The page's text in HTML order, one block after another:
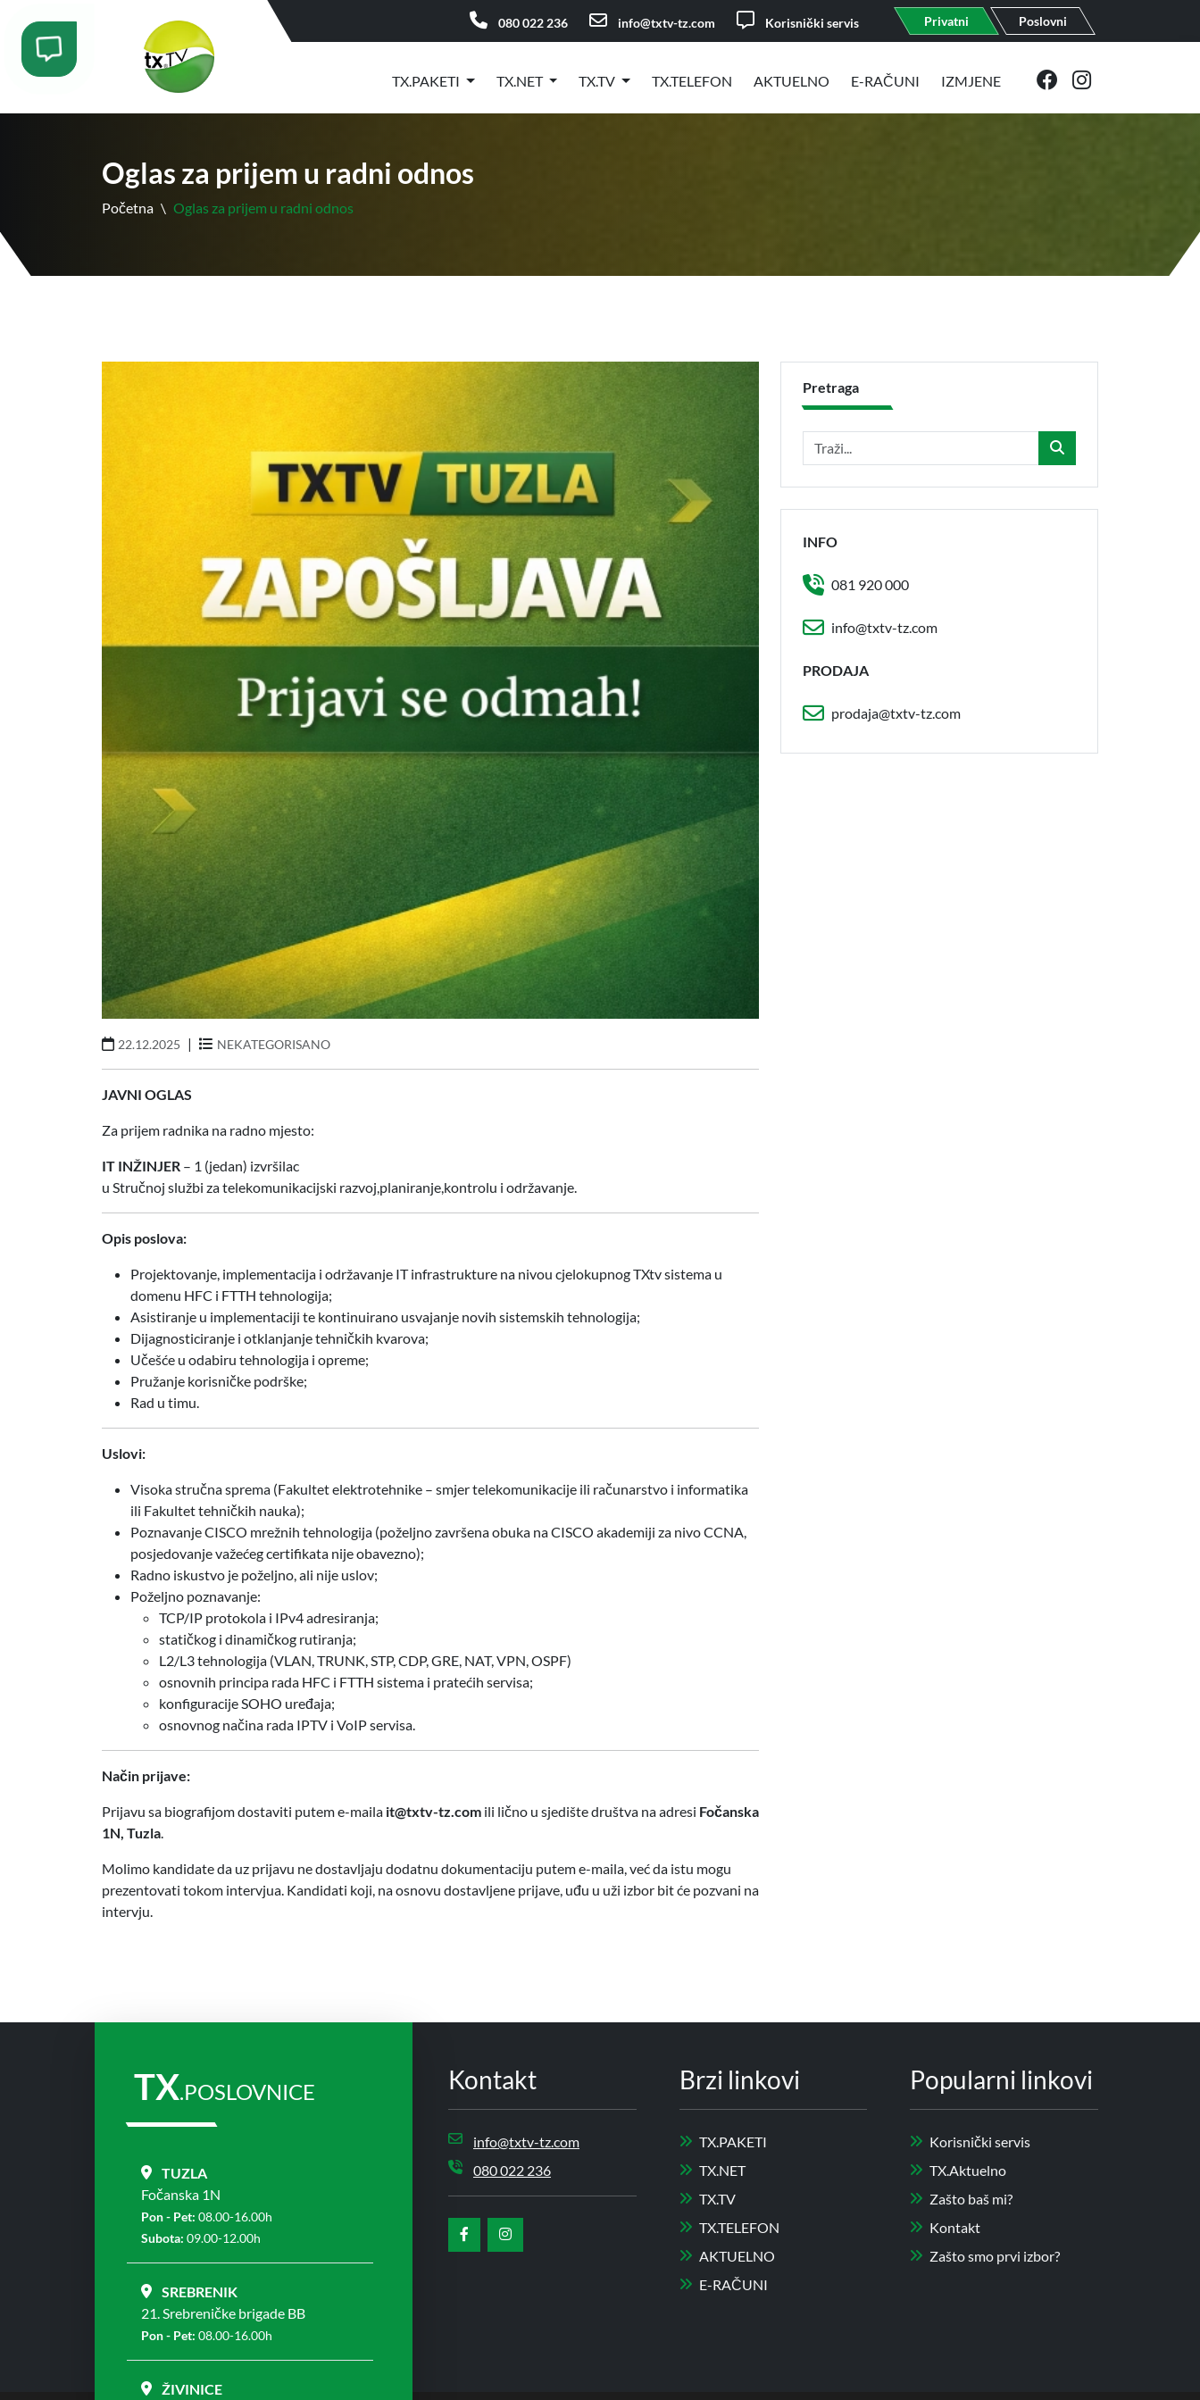
080 022 236 info@txtv-tz.com Korisnički servis Privatni Poslovni
TX.PAKETI TX.NET TX.TV TX.TELEFON AKTUELNO E-RAČUNI IZMJENE
Oglas za prijem u radni odnos
Početna \ Oglas za prijem u radni odnos
22.12.2025 | NEKATEGORISANO
JAVNI OGLAS
Za prijem radnika na radno mjesto:
IT INŽINJER – 1 (jedan) izvršilac
u Stručnoj službi za telekomunikacijski razvoj,planiranje,kontrolu i održavanje.
Opis poslova:
Projektovanje, implementacija i održavanje IT infrastrukture na nivou cjelokupnog TXtv sistema u
domenu HFC i FTTH tehnologija;
Asistiranje u implementaciji te kontinuirano usvajanje novih sistemskih tehnologija;
Dijagnosticiranje i otklanjanje tehničkih kvarova;
Učešće u odabiru tehnologija i opreme;
Pružanje korisničke podrške;
Rad u timu.
Uslovi:
Visoka stručna sprema (Fakultet elektrotehnike – smjer telekomunikacije ili računarstvo i informatika
ili Fakultet tehničkih nauka);
Poznavanje CISCO mrežnih tehnologija (poželjno završena obuka na CISCO akademiji za nivo CCNA,
posjedovanje važećeg certifikata nije obavezno);
Radno iskustvo je poželjno, ali nije uslov;
Poželjno poznavanje:
TCP/IP protokola i IPv4 adresiranja;
statičkog i dinamičkog rutiranja;
L2/L3 tehnologija (VLAN, TRUNK, STP, CDP, GRE, NAT, VPN, OSPF)
osnovnih principa rada HFC i FTTH sistema i pratećih servisa;
konfiguracije SOHO uređaja;
osnovnog načina rada IPTV i VoIP servisa.
Način prijave:
Prijavu sa biografijom dostaviti putem e-maila it@txtv-tz.com ili lično u sjedište društva na adresi Fočanska
1N, Tuzla.
Molimo kandidate da uz prijavu ne dostavljaju dodatnu dokumentaciju putem e-maila, već da istu mogu
prezentovati tokom intervjua. Kandidati koji, na osnovu dostavljene prijave, uđu u uži izbor bit će pozvani na
intervju.
Pretraga
INFO
081 920 000
info@txtv-tz.com
PRODAJA
prodaja@txtv-tz.com
TX.POSLOVNICE
TUZLA
Fočanska 1N
Pon - Pet: 08.00-16.00h
Subota: 09.00-12.00h
SREBRENIK
21. Srebreničke brigade BB
Pon - Pet: 08.00-16.00h
ŽIVINICE
Kontakt
info@txtv-tz.com
080 022 236
Brzi linkovi
TX.PAKETI
TX.NET
TX.TV
TX.TELEFON
AKTUELNO
E-RAČUNI
Popularni linkovi
Korisnički servis
TX.Aktuelno
Zašto baš mi?
Kontakt
Zašto smo prvi izbor?